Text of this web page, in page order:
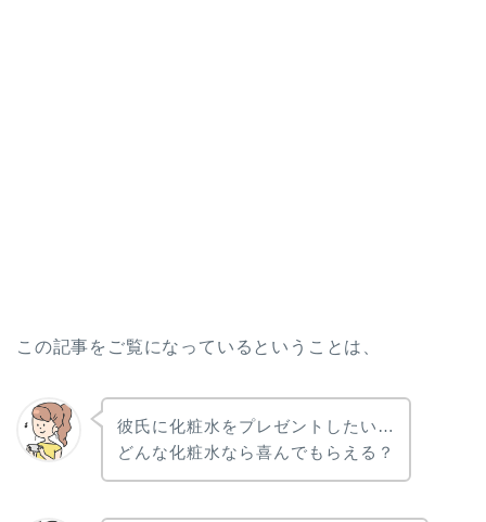
この記事をご覧になっているということは、
彼氏に化粧水をプレゼントしたい…
どんな化粧水なら喜んでもらえる？